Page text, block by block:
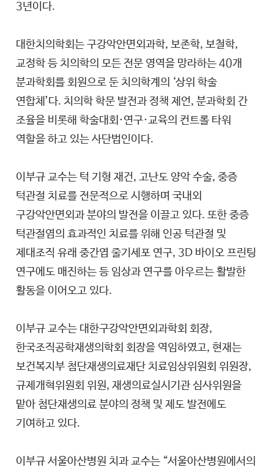
3년이다.
대한치의학회는 구강악안면외과학, 보존학, 보철학,
교정학 등 치의학의 모든 전문 영역을 망라하는 40개
분과학회를 회원으로 둔 치의학계의 ‘상위 학술
연합체’다. 치의학 학문 발전과 정책 제언, 분과학회 간
조율을 비롯해 학술대회·연구·교육의 컨트롤 타워
역할을 하고 있는 사단법인이다.
이부규 교수는 턱 기형 재건, 고난도 양악 수술, 중증
턱관절 치료를 전문적으로 시행하며 국내외
구강악안면외과 분야의 발전을 이끌고 있다. 또한 중증
턱관절염의 효과적인 치료를 위해 인공 턱관절 및
제대조직 유래 중간엽 줄기세포 연구, 3D 바이오 프린팅
연구에도 매진하는 등 임상과 연구를 아우르는 활발한
활동을 이어오고 있다.
이부규 교수는 대한구강악안면외과학회 회장,
한국조직공학재생의학회 회장을 역임하였고, 현재는
보건복지부 첨단재생의료재단 치료임상위원회 위원장,
규제개혁위원회 위원, 재생의료실시기관 심사위원을
맡아 첨단재생의료 분야의 정책 및 제도 발전에도
기여하고 있다.
이부규 서울아산병원 치과 교수는 “서울아산병원에서의